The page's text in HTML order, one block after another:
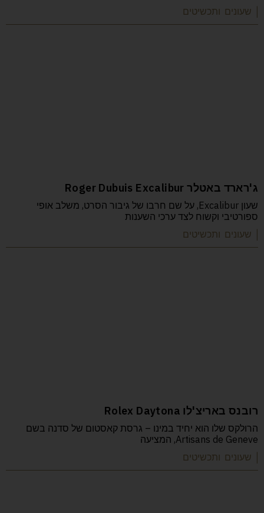
| שעונים ותכשיטים
ג'רארד באטלר Roger Dubuis Excalibur
שעון Excalibur, על שם חרבו של גיבור הסרט, משלב אופי
ספורטיבי וקשוח לצד ערכי השענות
| שעונים ותכשיטים
רובנס באריצ'לו Rolex Daytona
הרולקס שלו הוא יחיד במינו – גרסת קאסטום של סדנה בשם
Artisans de Geneve, המציעה
| שעונים ותכשיטים